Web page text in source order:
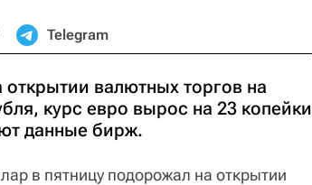
Telegram
валютных торгов на
курс евро вырос на 23 копейки
данные бирж.
в пятницу подорожал на открытии